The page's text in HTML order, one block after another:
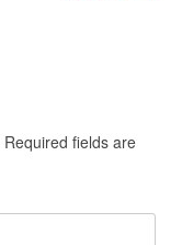
Required fields are